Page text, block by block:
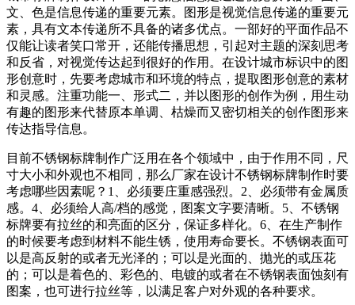
文、色是信息传递的重要元素。图形是视觉信息传递的重要元
素，具有文本传递所不具备的诸多优点。一部好的平面作品不
仅能让读者笑口常开，还能传播思想，引起对主题的深刻思考
和反省，对视觉传达起到很好的作用。在设计城市标识中的图
形创意时，先要考虑城市和环境的特点，提取图形创意的素材
和灵感。注重功能一、形式二，并以图形的创作为例，用生动
有趣的图形来代替原本单调、枯燥而又密切相关的创作图形来
传达指导信息。
目前不锈钢标牌制作广泛用在各个领域中，由于作用不同，尺
寸大小和外观也不相同，那么厂家在设计不锈钢标牌制作时要
考虑哪些因素呢？1、必须要庄重感强烈。2、必须带有金属质
感。4、必须给人高/档的感觉，图案文字要清晰。5、不锈钢
标牌要有拉丝的和亮面的区分，保证多样化。6、在生产制作
的时候要考虑到材料不能生锈，使用寿命要长。不锈钢表面可
以是高反射的或者无光泽的；可以是光面的、抛光的或压花
的；可以是着色的、彩色的、电镀的或者在不锈钢表面蚀刻有
图案，也可进行拉丝等，以满足客户对外观的各种要求。